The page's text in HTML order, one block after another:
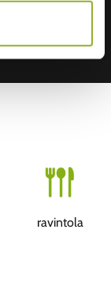
ravintola